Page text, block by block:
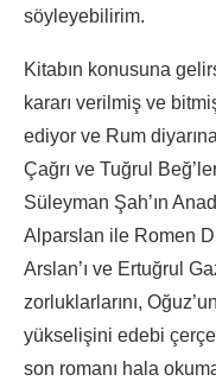
söyleyebilirim.
Kitabın konusuna
kararı verilmiş ve
ediyor ve Rum
Çağrı ve Tuğrul
Süleyman Şah’ın
Alparslan ile Romen
Arslan’ı ve Ertuğrul
zorluklarlarını,
yükselişini edebi
son romanı hala